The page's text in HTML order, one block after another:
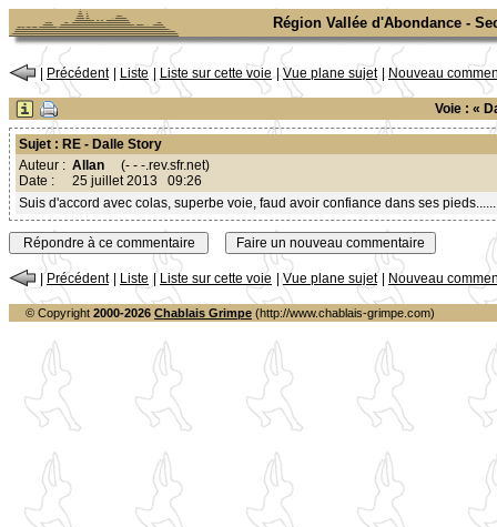
Région Vallée d'Abondance -
Précédent Liste Liste sur cette voie | Vue plane sujet Nouveau
Voie : «
Sujet : RE - Dalle Story
Auteur : Allan (- - -.rev.sfr.net)
Date :
25 juillet 2013 09:26
Suis d'accord avec colas, superbe voie, faud avoir confiance dans ses
Précédent Liste | Liste sur cette voie Vue plane sujet Nouveau
© Copyright 2000-2026 Chablais Grimpe (http://www.chablais-grimpe.com)